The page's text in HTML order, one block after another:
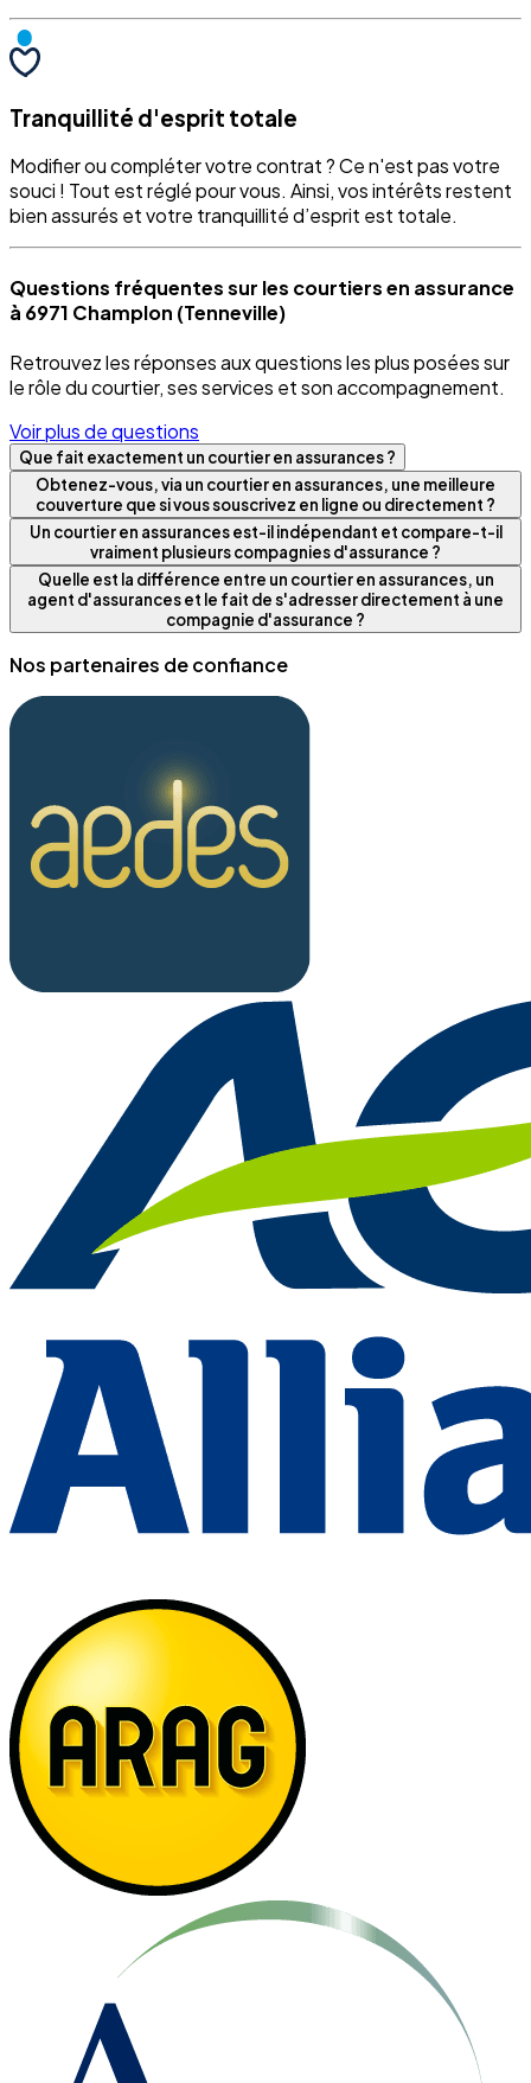
Tranquillité d'esprit totale
Modifier ou compléter votre contrat ? Ce n'est pas votre
souci ! Tout est réglé pour vous. Ainsi, vos intérêts restent
bien assurés et votre tranquillité d’esprit est totale.
Questions fréquentes sur les courtiers en assurance
à 6971 Champlon (Tenneville)
Retrouvez les réponses aux questions les plus posées sur
le rôle du courtier, ses services et son accompagnement.
Voir plus de questions
Que fait exactement un courtier en assurances ?
Obtenez-vous, via un courtier en assurances, une meilleure
couverture que si vous souscrivez en ligne ou directement ?
Un courtier en assurances est-il indépendant et compare-t-il
vraiment plusieurs compagnies d'assurance ?
Quelle est la différence entre un courtier en assurances, un
agent d'assurances et le fait de s'adresser directement à une
compagnie d'assurance ?
Nos partenaires de confiance